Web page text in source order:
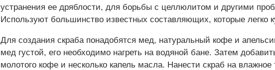
устранения ее дряблости, для борьбы с целлюлитом и другими
Используют большинство известных составляющих, которые легко
Для создания скраба понадобятся мед, натуральный кофе и
мед густой, его необходимо нагреть на водяной бане. Затем
молотого кофе и несколько капель масла. Нанести скраб на влажное